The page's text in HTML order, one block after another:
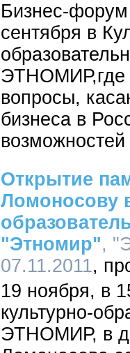
Бизнес-
сентября в
ЭТНОМИР,где
вопросы,
бизнеса в
возможностей
Открытие
Ломоносову
"Этномир",
07.11.2011
19 ноября, в
культурно-
ЭТНОМИР, в